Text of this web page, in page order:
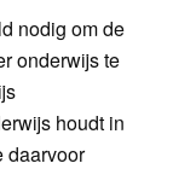
nodig om de
onderwijs te
houdt in
daarvoor